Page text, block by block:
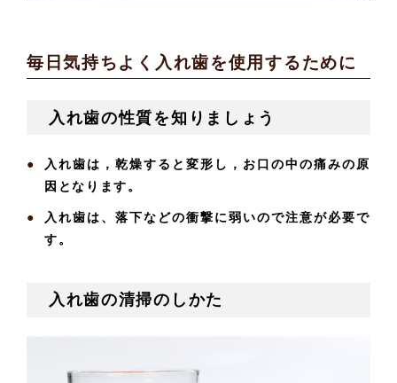
毎日気持ちよく入れ歯を使用するために
入れ歯の性質を知りましょう
入れ歯は，乾燥すると変形し，お口の中の痛みの原
因となります。
入れ歯は、落下などの衝撃に弱いので注意が必要で
す。
入れ歯の清掃のしかた